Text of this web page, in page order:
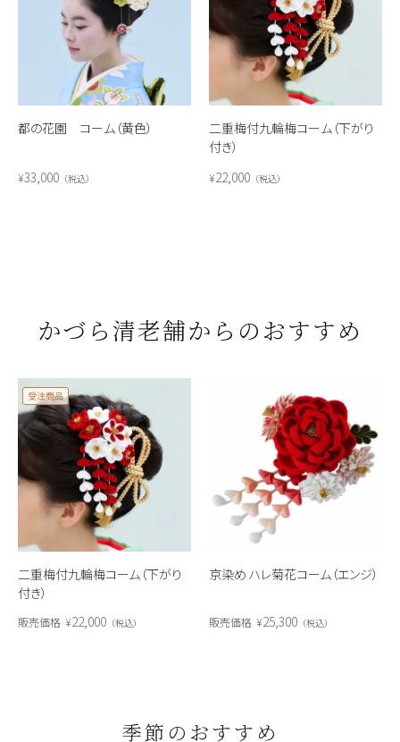
都の花園 コーム（黄色）
¥33,000 税込
二重梅付九輪梅コーム（下がり
付き）
¥22,000 税込
かづら清老舗からのおすすめ
二重梅付九輪梅コーム（下がり
付き）
受注商品
販売価格 ¥22,000 税込
京染め ハレ菊花コーム（エンジ）
販売価格 ¥25,300 税込
季節のおすすめ